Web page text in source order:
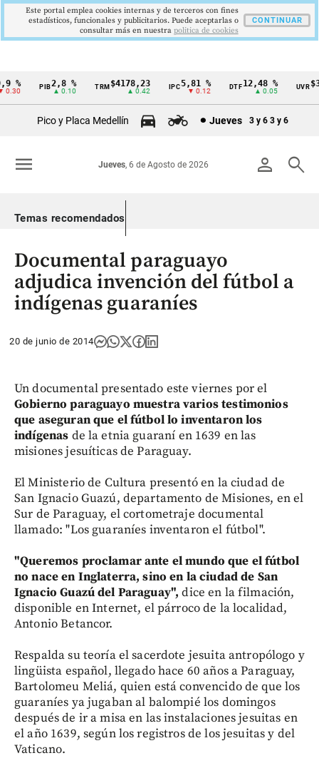
Cintillo
Colombia
% PIB2,8 %
▲ 0.10
TRM$4178,23
▲ 0.42
5,81 %
▼ 0.12
DTF12,48 %
▲ 0.05
UVR
Pico y Placa Medellín Jueves 3 y 6 3 y 6
person search
Jueves, 6 de Agosto de 2026
menu
Temas recomendados
Documental paraguayo
adjudica invención del fútbol a
indígenas guaraníes
20 de junio de 2014
Un documental presentado este viernes por el
Gobierno paraguayo muestra varios testimonios
que aseguran que el fútbol lo inventaron los
indígenas de la etnia guaraní en 1639 en las
misiones jesuíticas de Paraguay.
El Ministerio de Cultura presentó en la ciudad de
San Ignacio Guazú, departamento de Misiones, en el
Sur de Paraguay, el cortometraje documental
llamado: "Los guaraníes inventaron el fútbol".
"Queremos proclamar ante el mundo que el fútbol
no nace en Inglaterra, sino en la ciudad de San
Ignacio Guazú del Paraguay", dice en la filmación,
disponible en Internet, el párroco de la localidad,
Antonio Betancor.
Respalda su teoría el sacerdote jesuita antropólogo y
lingüista español, llegado hace 60 años a Paraguay,
Bartolomeu Meliá, quien está convencido de que los
guaraníes ya jugaban al balompié los domingos
después de ir a misa en las instalaciones jesuitas en
el año 1639, según los registros de los jesuitas y del
Vaticano.
Este portal emplea cookies internas y de terceros con fines
estadísticos, funcionales y publicitarios. Puede aceptarlas o
consultar más en nuestra politica de cookies
CONTINUAR